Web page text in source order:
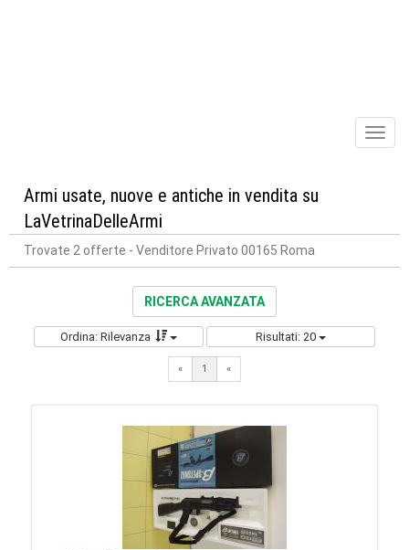
Armi usate, nuove e antiche in vendita su
LaVetrinaDelleArmi
Trovate 2 offerte - Venditore Privato 00165 Roma
RICERCA AVANZATA
Ordina: Rilevanza Risultati: 20
« 1 «